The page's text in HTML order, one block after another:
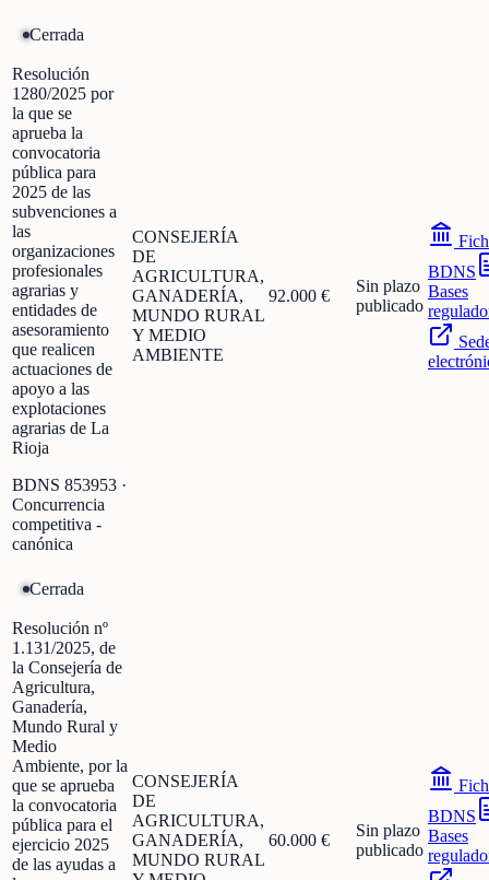
Cerrada
Resolución
1280/2025 por
la que se
aprueba la
convocatoria
pública para
2025 de las
subvenciones a
las
organizaciones
profesionales
agrarias y
entidades de
asesoramiento
que realicen
actuaciones de
apoyo a las
explotaciones
agrarias de La
Rioja
BDNS 853953 ·
Concurrencia
competitiva -
canónica
CONSEJERÍA
DE
AGRICULTURA,
GANADERÍA,
MUNDO RURAL
Y MEDIO
AMBIENTE
92.000 €
Sin plazo
publicado
BDNS
Bases
Cerrada
Resolución nº
1.131/2025, de
la Consejería de
Agricultura,
Ganadería,
Mundo Rural y
Medio
Ambiente, por la
que se aprueba
la convocatoria
pública para el
ejercicio 2025
de las ayudas a
CONSEJERÍA
DE
AGRICULTURA,
GANADERÍA,
MUNDO RURAL
60.000 €
Sin plazo
publicado
BDNS
Bases